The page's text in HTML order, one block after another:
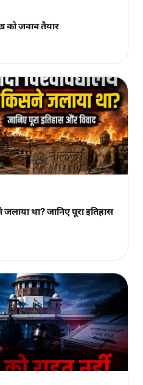
को जवाब तैयार
जलाया था? जानिए पूरा इतिहास